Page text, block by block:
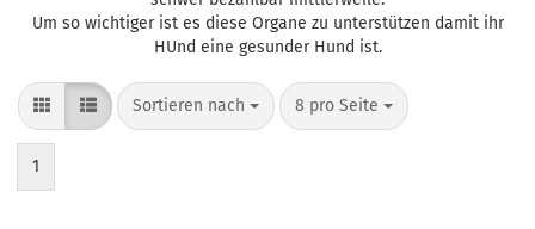
Um so wichtiger ist es diese Organe zu unterstützen damit ihr
HUnd eine gesunder Hund ist.
Sortieren nach
Sortieren nach 8 pro Seite
pro Seite
1